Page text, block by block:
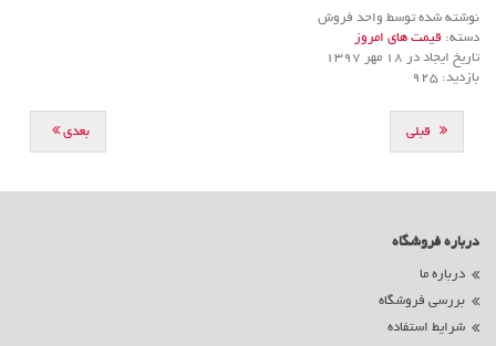
نوشته شده توسط واحد فروش
دسته: قیمت های امروز
تاریخ ایجاد در 18 مهر 1397
بازدید: 925
قبلی بعدی
درباره فروشگاه
درباره ما
بررسی فروشگاه
شرایط استفاده